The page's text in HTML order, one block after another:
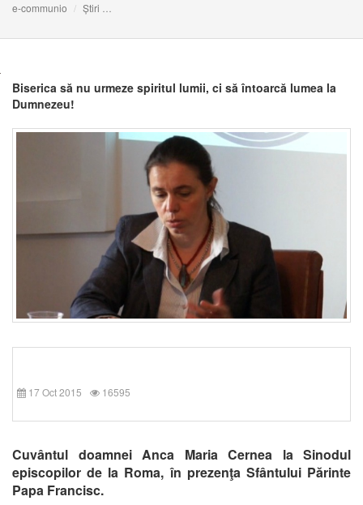
e-communio Știri
Biserica să nu urmeze spiritul lumii, ci să întoarcă lumea la
Dumnezeu!
17 Oct 2015 16595
Cuvântul doamnei Anca Maria Cernea la Sinodul
episcopilor de la Roma, în prezenţa Sfântului Părinte
Papa Francisc.